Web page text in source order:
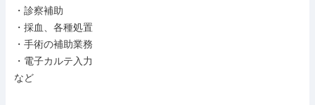
・診察補助
・採血、各種処置
・手術の補助業務
・電子カルテ入力
など